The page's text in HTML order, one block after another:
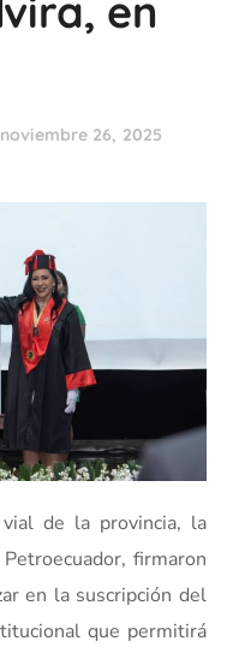
en
noviembre 26, 2025
de la provincia, la
firmaron
en la suscripción del
que permitirá